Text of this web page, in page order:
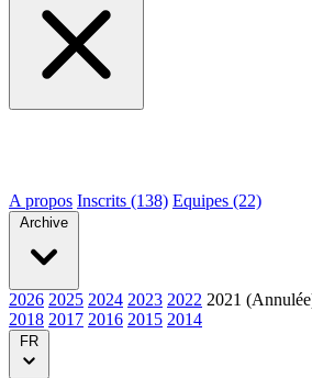
A propos Inscrits (138) Equipes (22)
Archive
2026 2025 2024 2023 2022 2021
2018 2017 2016 2015 2014
FR